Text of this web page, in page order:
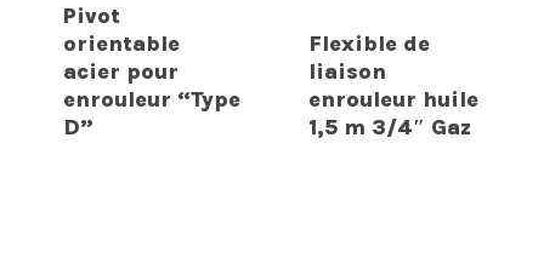
Pivot
orientable
acier pour
enrouleur “Type
D”
Flexible de
liaison
enrouleur huile
1,5 m 3/4″ Gaz